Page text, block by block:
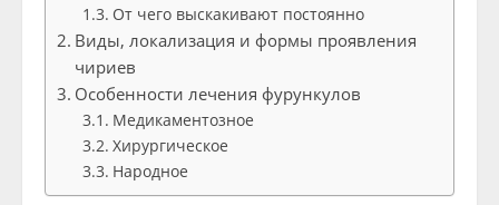
От чего выскакивают постоянно
Виды, локализация и формы проявления
чириев
Особенности лечения фурункулов
Медикаментозное
Хирургическое
Народное